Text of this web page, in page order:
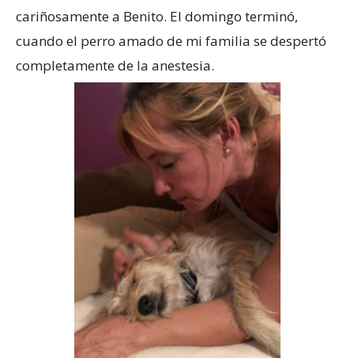
cariñosamente a Benito. El domingo terminó,
cuando el perro amado de mi familia se despertó
completamente de la anestesia.